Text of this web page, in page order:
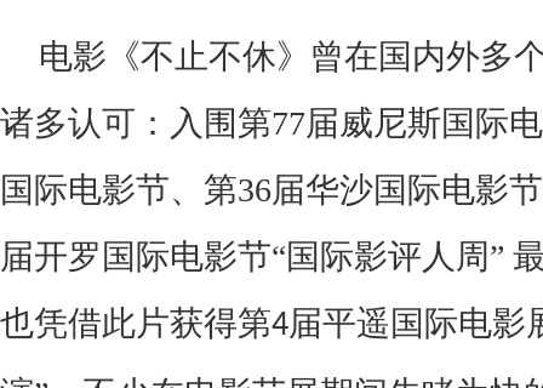
电影《不止不休》 曾在国内外多
诸多认可：入围第77届威尼斯国际
国际电影节、第36届华沙国际电影
届开罗国际电影节“国际影评人周”
也凭借此片获得第4届平遥国际电影